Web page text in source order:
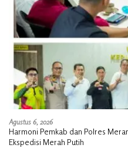
Agustus 6, 2026
Harmoni Pemkab dan Polres
Ekspedisi Merah Putih